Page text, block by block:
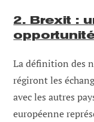
2. Brexit :
La définition des
régiront les
avec les autres
européenne